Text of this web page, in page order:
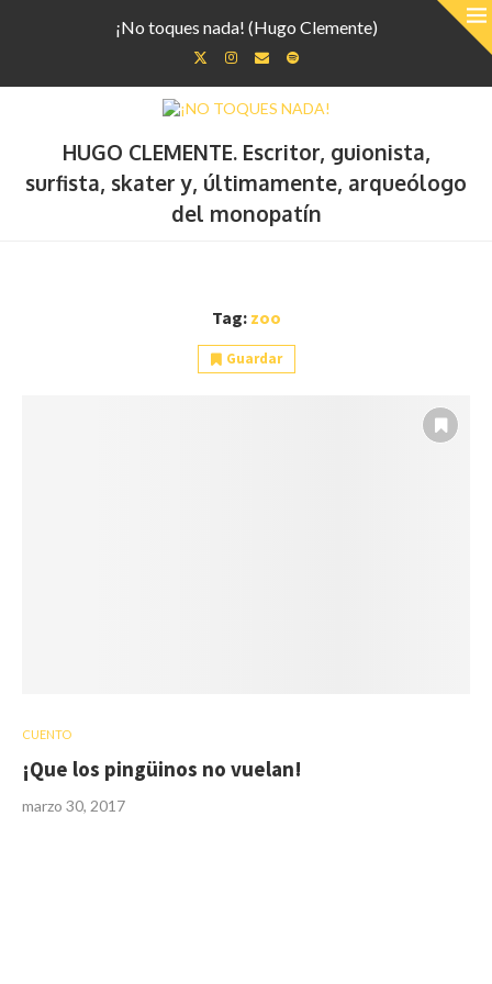
¡No toques nada! (Hugo Clemente)
HUGO CLEMENTE. Escritor, guionista,
surfista, skater y, últimamente, arqueólogo
del monopatín
Tag: zoo
Guardar
CUENTO
¡Que los pingüinos no vuelan!
marzo 30, 2017